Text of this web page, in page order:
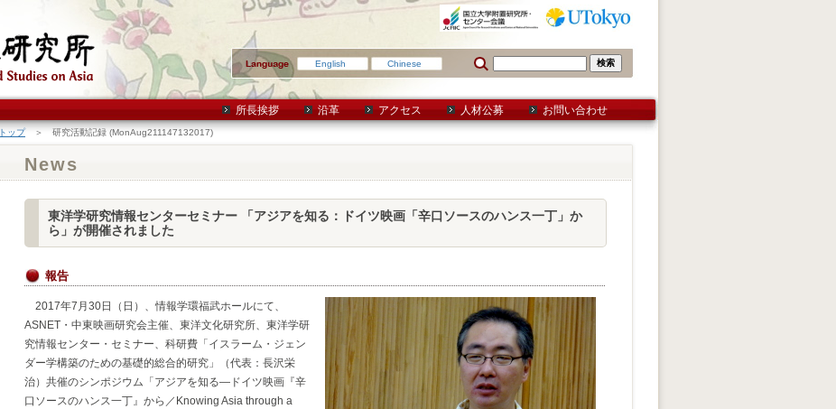
English Chinese
所長挨拶 沿革 アクセス 人材公募 お問い合わせ
トップ＞ 研究活動記録 (MonAug211147132017)
News
東洋学研究情報センターセミナー 「アジアを知る：ドイツ映画「辛口ソースのハンス一丁」か
ら」が開催されました
報告
2017年7月30日（日）、情報学環福武ホールにて、
ASNET・中東映画研究会主催、東洋文化研究所、東洋学研
究情報センター・セミナー、科研費「イスラーム・ジェン
ダー学構築のための基礎的総合的研究」（代表：長沢栄
治）共催のシンポジウム「アジアを知る—ドイツ映画『辛
口ソースのハンス一丁』から／Knowing Asia through a